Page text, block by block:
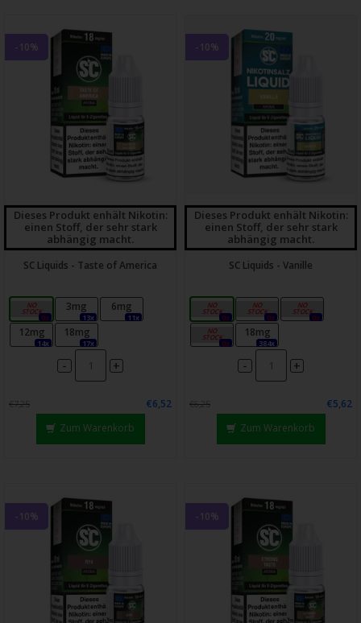
-10%
Dieses Produkt enhält Nikotin:
einen Stoff, der sehr stark
abhängig macht.
SC Liquids - Taste of America
0mg
0x
3mg
13x
6mg
11x
12mg
14x
18mg
17x
- +
€7,25
€6,52
Zum Warenkorb
-10%
Dieses Produkt enhält Nikotin:
einen Stoff, der sehr stark
abhängig macht.
SC Liquids - Vanille
0mg
0x
3mg
0x
6mg
0x
12mg
0x
18mg
384x
- +
€6,25
€5,62
Zum Warenkorb
-10% -10%